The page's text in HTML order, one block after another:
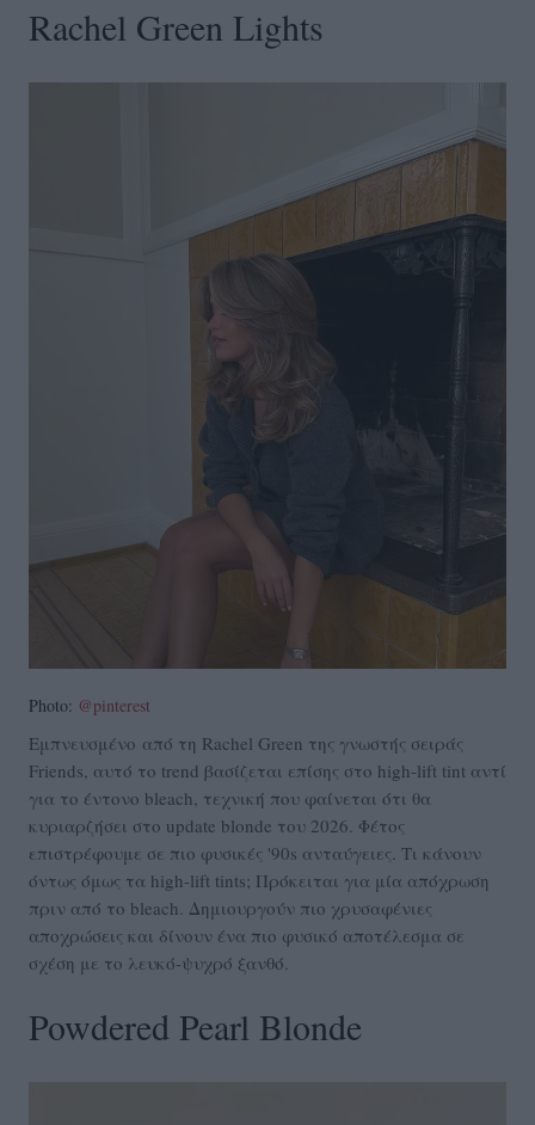
Rachel Green Lights
Photo: @pinterest
Εμπνευσμένο από τη Rachel Green της γνωστής σειράς
Friends, αυτό το trend βασίζεται επίσης στο high-lift tint αντί
για το έντονο bleach, τεχνική που φαίνεται ότι θα
κυριαρζήσει στο update blonde του 2026. Φέτος
επιστρέφουμε σε πιο φυσικές '90s ανταύγειες. Τι κάνουν
όντως όμως τα high-lift tints; Πρόκειται για μία απόχρωση
πριν από το bleach. Δημιουργούν πιο χρυσαφένιες
αποχρώσεις και δίνουν ένα πιο φυσικό αποτέλεσμα σε
σχέση με το λευκό-ψυχρό ξανθό.
Powdered Pearl Blonde